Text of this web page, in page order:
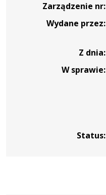
Zarządzenie nr:
Wydane przez:
Z dnia:
W sprawie:
Status: